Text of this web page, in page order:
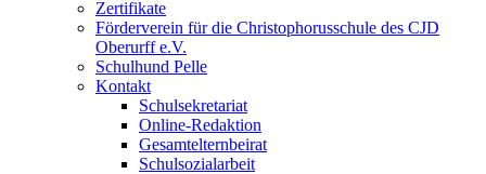
Zertifikate
Förderverein für die Christophorusschule des CJD
Oberurff e.V.
Schulhund Pelle
Kontakt
Schulsekretariat
Online-Redaktion
Gesamtelternbeirat
Schulsozialarbeit